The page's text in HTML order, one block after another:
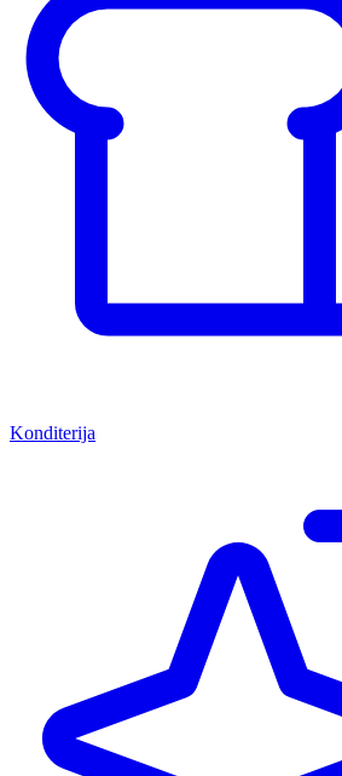
Konditerija